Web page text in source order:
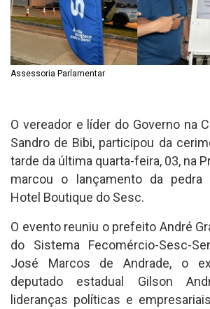
Assessoria Parlamentar
O vereador e líder do Governo na
Sandro de Bibi, participou da
tarde da última quarta-feira, 03, na
marcou o lançamento da pedra
Hotel Boutique do Sesc.
O evento reuniu o prefeito André
do Sistema Fecomércio-Sesc-
José Marcos de Andrade, o
deputado estadual Gilson
lideranças políticas e